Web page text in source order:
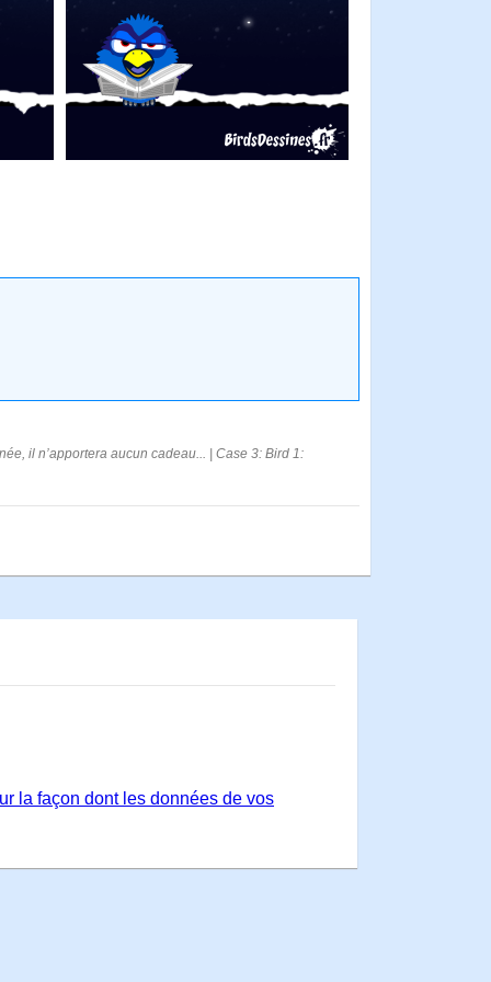
il n’apportera aucun cadeau... | Case 3: Bird 1:
la façon dont les données de vos